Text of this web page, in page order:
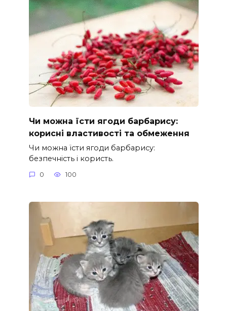
Чи можна їсти ягоди барбарису:
корисні властивості та обмеження
Чи можна їсти ягоди барбарису:
безпечність і користь.
0 100